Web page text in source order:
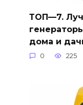
ТОП—7.
дома и
0 225